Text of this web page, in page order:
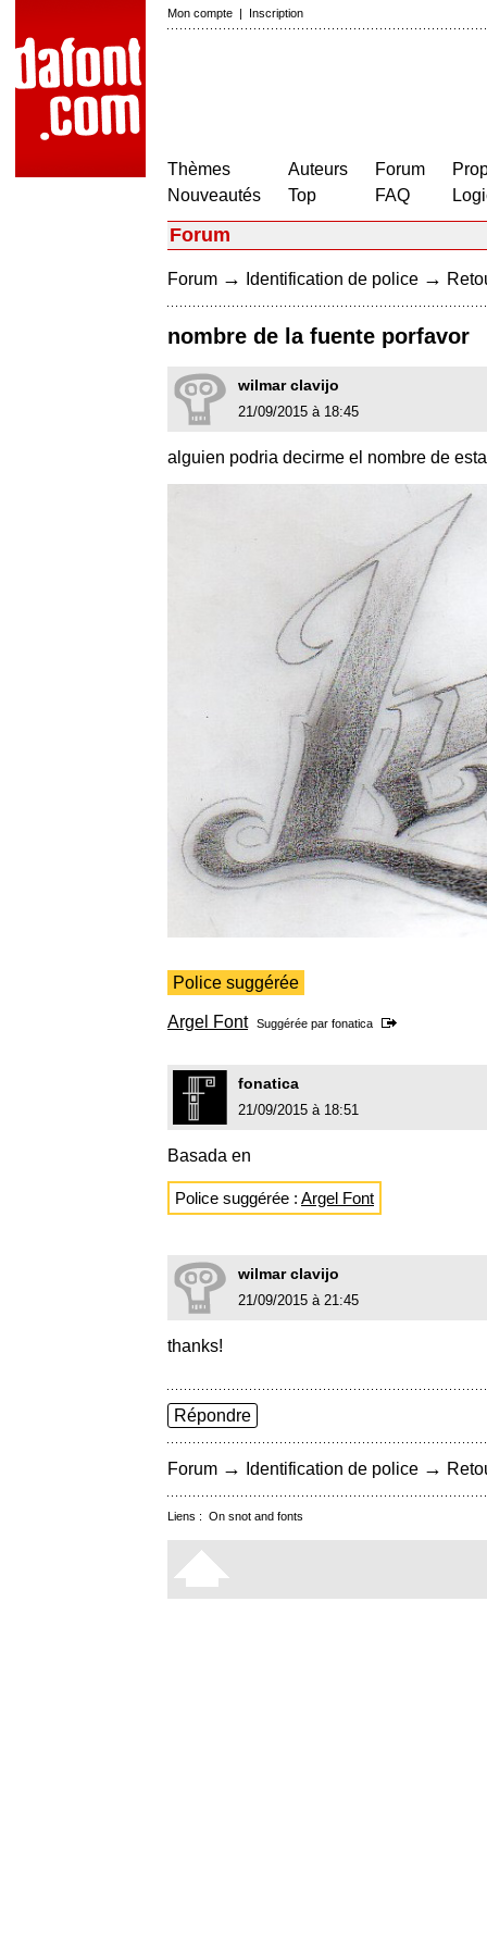
Mon compte | Inscription
Thèmes
Nouveautés
Auteurs
Top
Forum
FAQ
Forum
Forum → Identification de police →
nombre de la fuente porfavor
wilmar clavijo
21/09/2015 à 18:45
alguien podria decirme el nombre de
Police suggérée
Argel Font Suggérée par fonatica
fonatica
21/09/2015 à 18:51
Basada en
Police suggérée : Argel Font
wilmar clavijo
21/09/2015 à 21:45
thanks!
Répondre
Forum → Identification de police →
Liens : On snot and fonts